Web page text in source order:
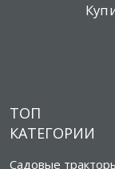
ТОП
КАТЕГОРИИ
Садовые